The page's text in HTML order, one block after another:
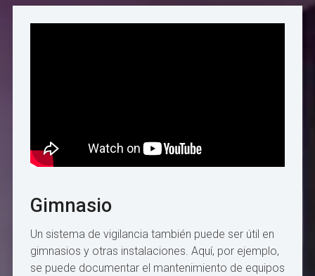
Gimnasio
Un sistema de vigilancia también puede ser útil en
gimnasios y otras instalaciones. Aquí, por ejemplo,
se puede documentar el mantenimiento de equipos